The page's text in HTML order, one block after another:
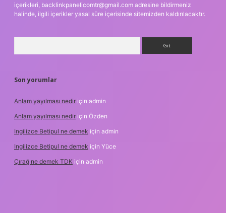
içerikleri, backlinkpanelicomtr@gmail.com adresine bildirmeniz
halinde, ilgili içerikler yasal süre içerisinde sitemizden kaldırılacaktır.
Son yorumlar
Anlam yayılması nedir için admin
Anlam yayılması nedir için Özden
Ingilizce Betipul ne demek için admin
Ingilizce Betipul ne demek için Yüce
Çırağ ne demek TDK için admin